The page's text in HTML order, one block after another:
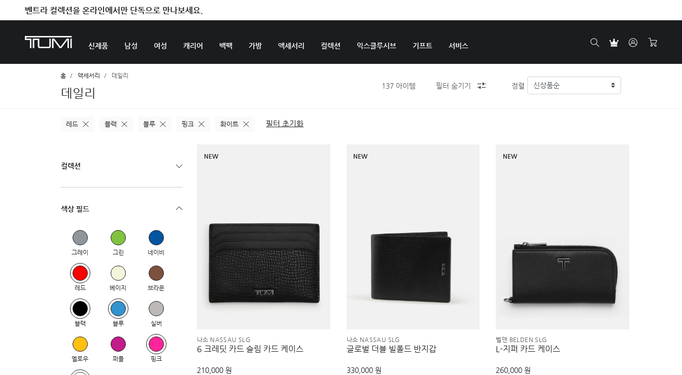
벤트라 컬렉션을 온라인에서만 단독으로 만나보세요.
신제품 남성 여성 캐리어 백팩 가방 액세서리 컬렉션 익스클루시브 기프트 서비스
홈 액세서리 데일리
데일리
137아이템 필터 숨기기 정렬
필터 초기화
레드 블랙 블루 핑크 화이트
컬렉션
색상 필드
그레이 그린 네이비
레드 베이지 브라운
블랙 블루 실버
옐로우 퍼플 핑크
NEW
나소 NASSAU SLG
6 크레딧 카드 슬림 카드 케이스
210,000 원
NEW
나소 NASSAU SLG
글로벌 더블 빌폴드 반지갑
330,000 원
NEW
벨덴 BELDEN SLG
L-지퍼 카드 케이스
260,000 원